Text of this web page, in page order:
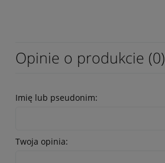
Opinie o produkcie (0)
Imię lub pseudonim:
Twoja opinia: